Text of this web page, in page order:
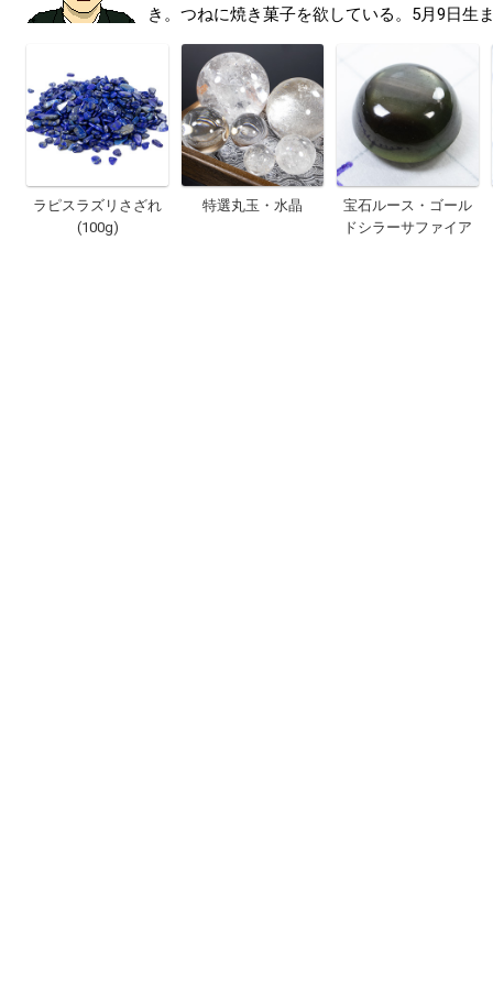
き。つねに焼き菓子を欲している。5月9日生
ラピスラズリさざれ
(100g)
特選丸玉・水晶
宝石ルース・ゴール
ドシラーサファイア